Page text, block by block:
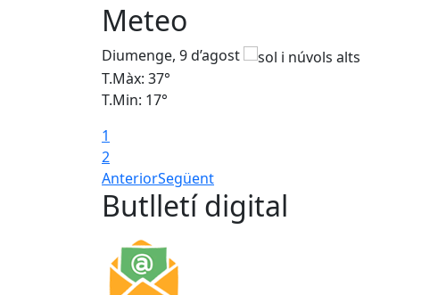
Meteo
Diumenge, 9 d’agost
T.Màx: 37°
T.Min: 17°
1
2
AnteriorSegüent
Butlletí digital